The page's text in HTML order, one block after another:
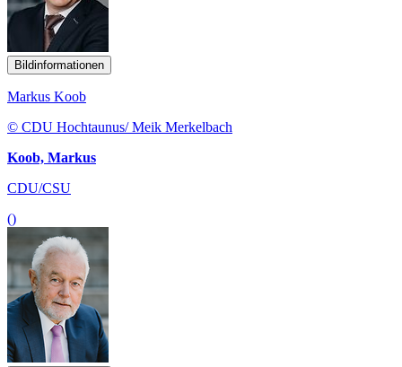
Bildinformationen
Markus Koob
© CDU Hochtaunus/ Meik Merkelbach
Koob, Markus
CDU/CSU
()